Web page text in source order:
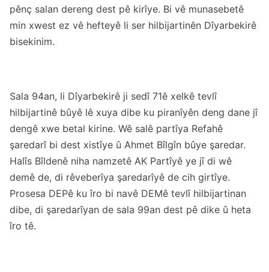
pênç salan dereng dest pê kirîye. Bi vê munasebetê
min xwest ez vê hefteyê li ser hilbijartinên Dîyarbekirê
bisekinim.
Sala 94an, li Dîyarbekirê ji sedî 71ê xelkê tevlî
hilbijartinê bûyê lê xuya dibe ku piranîyên deng dane jî
dengê xwe betal kirine. Wê salê partîya Refahê
şaredarî bi dest xistîye û Ahmet Bîlgîn bûye şaredar.
Halîs Bîldenê niha namzetê AK Partîyê ye jî di wê
demê de, di rêveberîya şaredarîyê de cih girtîye.
Prosesa DEPê ku îro bi navê DEMê tevlî hilbijartinan
dibe, di şaredarîyan de sala 99an dest pê dike û heta
îro tê.